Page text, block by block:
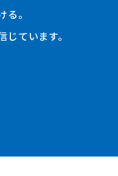
。
ています。